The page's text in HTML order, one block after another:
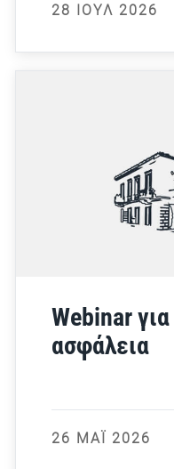
28 ΙΟΎΛ 2026
Webinar
ασφάλεια
26 ΜΆΙ 2026